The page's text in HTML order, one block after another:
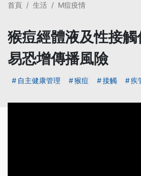
首頁 生活 M痘疫情
猴痘經體液及性接
易恐增傳播風險
自主健康管理 猴痘 接觸 疾